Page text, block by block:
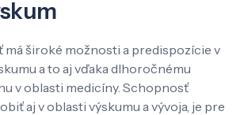
má široké možnosti a predispozície v
a to aj vďaka dlhoročnému
v oblasti medicíny. Schopnosť
aj v oblasti výskumu a vývoja, je pre